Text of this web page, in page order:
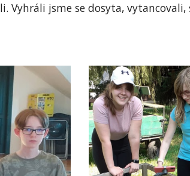
Vyhráli jsme se dosyta, vytancovali,